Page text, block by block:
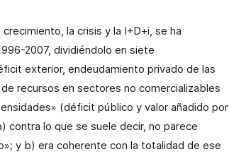
la crisis y la I+D+i, se ha
2007, dividiéndolo en siete
exterior, endeudamiento privado de las
recursos en sectores no comercializables
(déficit público y valor añadido por
contra lo que se suele decir, no parece
y b) era coherente con la totalidad de ese